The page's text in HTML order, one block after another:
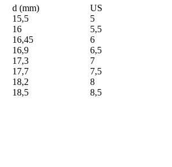
d (mm)
US
15,5
5
16
5,5
16,45
6
16,9
6,5
17,3
7
17,7
7,5
18,2
8
18,5 8,5